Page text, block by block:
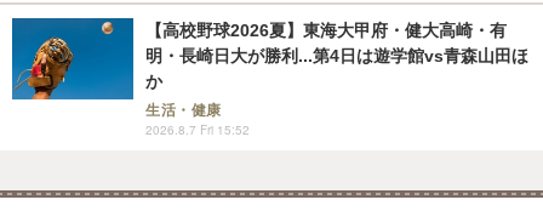
【高校野球2026夏】東海大甲府・健大高崎・有
明・長崎日大が勝利...第4日は遊学館vs青森山田ほ
か
生活・健康
2026.8.7 Fri 15:52